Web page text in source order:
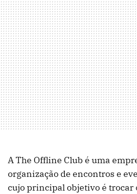
A The Offline Club é uma
organização de encontros e
cujo principal objetivo é trocar